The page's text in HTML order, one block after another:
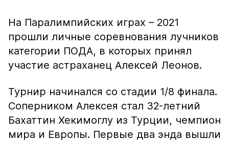
На Паралимпийских играх – 2021
прошли личные соревнования лучников
категории ПОДА, в которых принял
участие астраханец Алексей Леонов.
Турнир начинался со стадии 1/8 финала.
Соперником Алексея стал 32-летний
Бахаттин Хекимоглу из Турции, чемпион
мира и Европы. Первые два энда вышли